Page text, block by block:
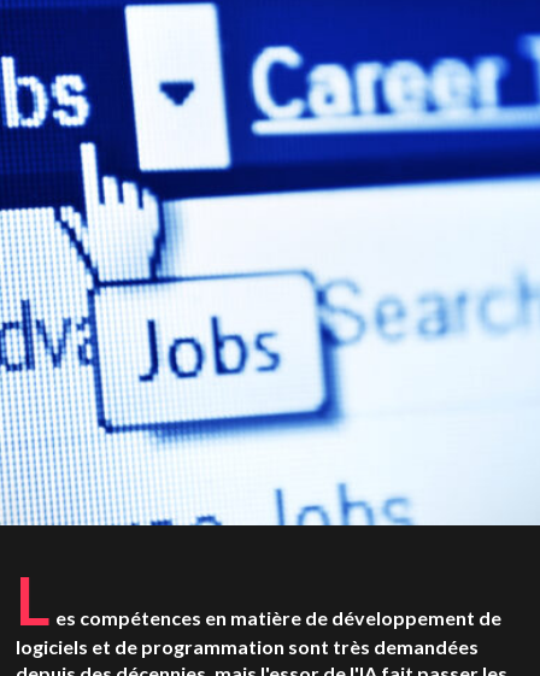
L es compétences en matière de développement de
logiciels et de programmation sont très demandées